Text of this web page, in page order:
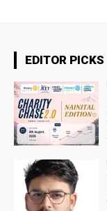
EDITOR PICKS